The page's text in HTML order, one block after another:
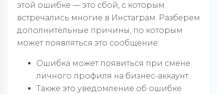
этой ошибке — это сбой, с которым
встречались многие в Инстаграм. Разберем
дополнительные причины, по которым
может появляться это сообщение:
Ошибка может появиться при смене
личного профиля на бизнес-аккаунт.
Также это уведомление об ошибке